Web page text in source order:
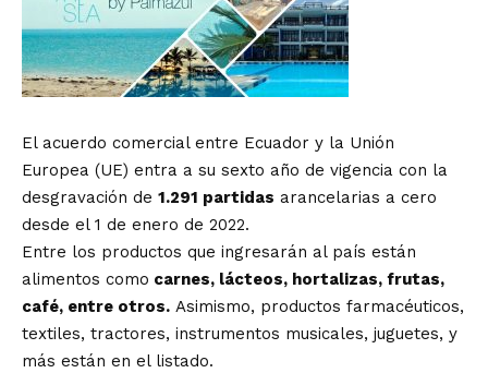
El acuerdo comercial entre Ecuador y la Unión
Europea (UE) entra a su sexto año de vigencia con la
desgravación de 1.291 partidas arancelarias a cero
desde el 1 de enero de 2022.
Entre los productos que ingresarán al país están
alimentos como carnes, lácteos, hortalizas, frutas,
café, entre otros. Asimismo, productos farmacéuticos,
textiles, tractores, instrumentos musicales, juguetes, y
más están en el listado.